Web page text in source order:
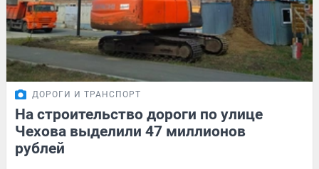
ДОРОГИ И ТРАНСПОРТ
На строительство дороги по улице
Чехова выделили 47 миллионов
рублей